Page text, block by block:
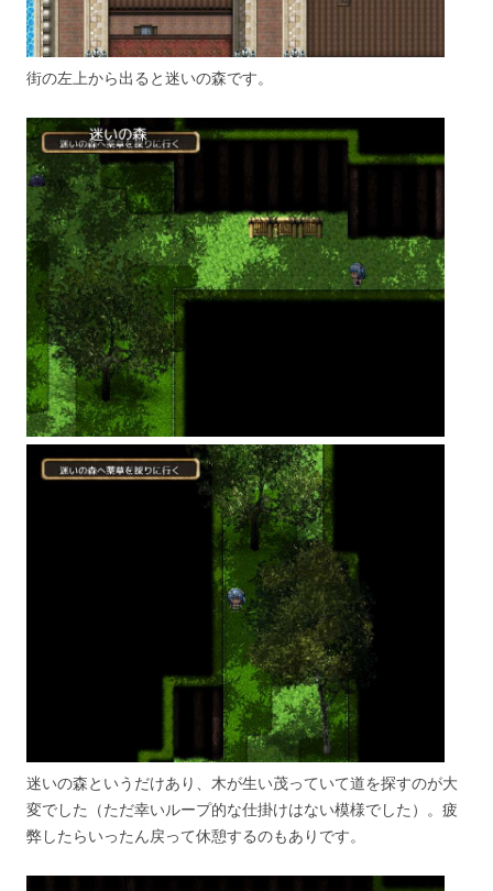
街の左上から出ると迷いの森です。
迷いの森というだけあり、木が生い茂っていて道を探すのが大
変でした（ただ幸いループ的な仕掛けはない模様でした）。疲
弊したらいったん戻って休憩するのもありです。